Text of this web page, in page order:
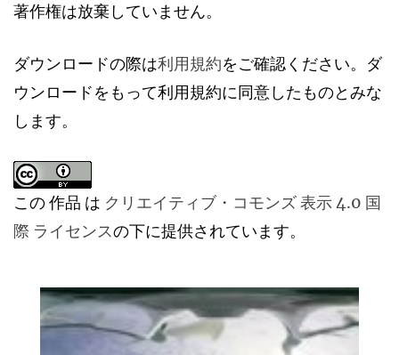
著作権は放棄していません。
ダウンロードの際は利用規約をご確認ください。ダ
ウンロードをもって利用規約に同意したものとみな
します。
この 作品 は クリエイティブ・コモンズ 表示 4.0 国
際 ライセンスの下に提供されています。